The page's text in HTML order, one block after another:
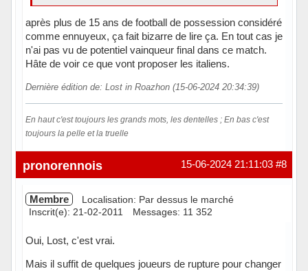
après plus de 15 ans de football de possession considéré
comme ennuyeux, ça fait bizarre de lire ça. En tout cas je
n'ai pas vu de potentiel vainqueur final dans ce match.
Hâte de voir ce que vont proposer les italiens.
Dernière édition de: Lost in Roazhon (15-06-2024 20:34:39)
En haut c'est toujours les grands mots, les dentelles ; En bas c'est
toujours la pelle et la truelle
Hors ligne #8
15-06-2024 21:11:03
pronorennois
Membre
Localisation: Par dessus le marché
Inscrit(e): 21-02-2011
Messages: 11 352
Oui, Lost, c'est vrai.
Mais il suffit de quelques joueurs de rupture pour changer